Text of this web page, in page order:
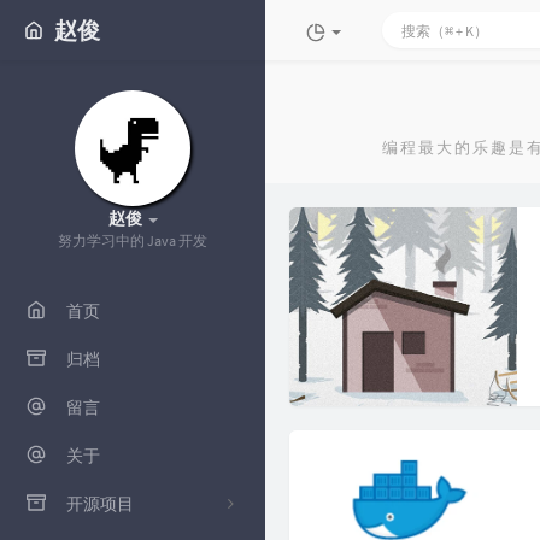
赵俊
赵俊
努力学习中的 Java 开发
首页
归档
留言
关于
开源项目
编程最大的乐趣是